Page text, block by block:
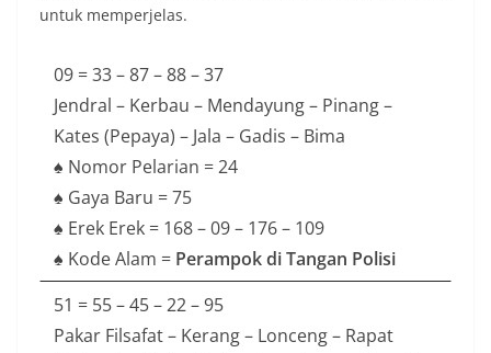
untuk memperjelas.
09 = 33 – 87 – 88 – 37
Jendral – Kerbau – Mendayung – Pinang –
Kates (Pepaya) – Jala – Gadis – Bima
♠ Nomor Pelarian = 24
♠ Gaya Baru = 75
♠ Erek Erek = 168 – 09 – 176 – 109
♠ Kode Alam = Perampok di Tangan Polisi
51 = 55 – 45 – 22 – 95
Pakar Filsafat – Kerang – Lonceng – Rapat